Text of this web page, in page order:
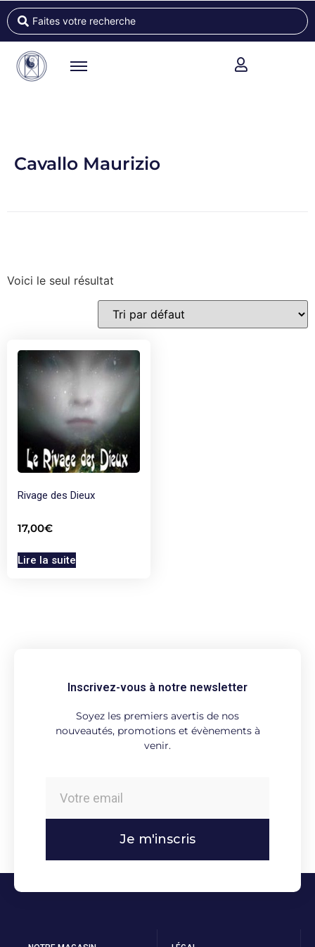
Cavallo Maurizio
Voici le seul résultat
Rivage des Dieux
17,00€
Lire la suite
Inscrivez-vous à notre newsletter
Soyez les premiers avertis de nos
nouveautés, promotions et évènements à
venir.
Je m'inscris